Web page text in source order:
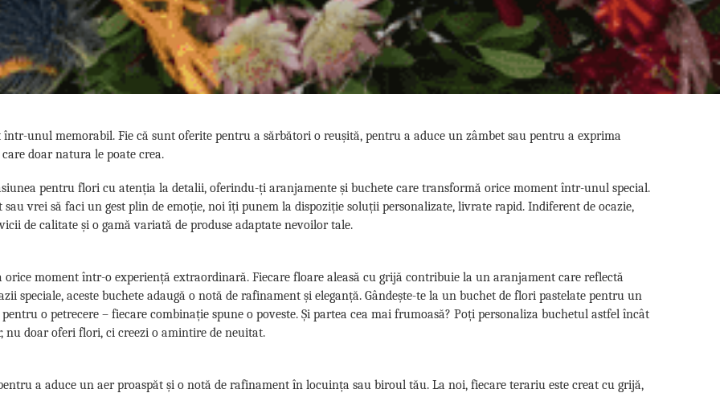
unul memorabil. Fie că sunt oferite pentru a sărbători o reușită, pentru a aduce un zâmbet sau pentru a exprima
doar natura le poate crea.
pentru flori cu atenția la detalii, oferindu-ți aranjamente și buchete care transformă orice moment într-unul special.
vrei să faci un gest plin de emoție, noi îți punem la dispoziție soluții personalizate, livrate rapid. Indiferent de ocazie,
de calitate și o gamă variată de produse adaptate nevoilor tale.
moment într-o experiență extraordinară. Fiecare floare aleasă cu grijă contribuie la un aranjament care reflectă
speciale, aceste buchete adaugă o notă de rafinament și eleganță. Gândește-te la un buchet de flori pastelate pentru un
o petrecere – fiecare combinație spune o poveste. Și partea cea mai frumoasă? Poți personaliza buchetul astfel încât
nu doar oferi flori, ci creezi o amintire de neuitat.
a aduce un aer proaspăt și o notă de rafinament în locuința sau biroul tău. La noi, fiecare terariu este creat cu grijă,